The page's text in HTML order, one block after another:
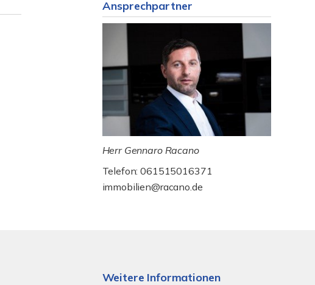
Ansprechpartner
Herr Gennaro Racano
Telefon: 061515016371
immobilien@racano.de
Weitere Informationen